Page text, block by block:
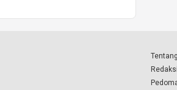
Redaksi